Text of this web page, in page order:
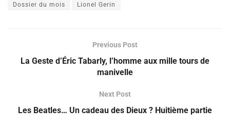
Dossier du mois Lionel Gerin
Previous Post
La Geste d’Éric Tabarly, l’homme aux mille tours de
manivelle
Next Post
Les Beatles… Un cadeau des Dieux ? Huitième partie